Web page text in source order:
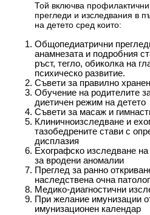
Той включва
прегледи и изследвания в
на детето сред които:
Общопедиатрични
анамнезата и подробния
ръст, тегло, обиколка на
психическо развитие.
Съвети за правилно
Обучение на родителите
диетичен режим на детето
Съвети за масаж и
Клиничноизследване и
тазобедрените стави с
дисплазия
Ехографско изследване
за вродени аномалии
Преглед за ранно
наследствена очна
Медико-диагностични
При желание имунизации
имунизационен календар